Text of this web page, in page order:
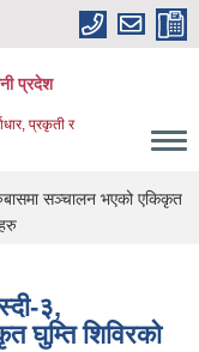
प्रदेश
प्रकृती र
सञ्चालन भएको एकिकृत
३,
घुम्ति शिविरको